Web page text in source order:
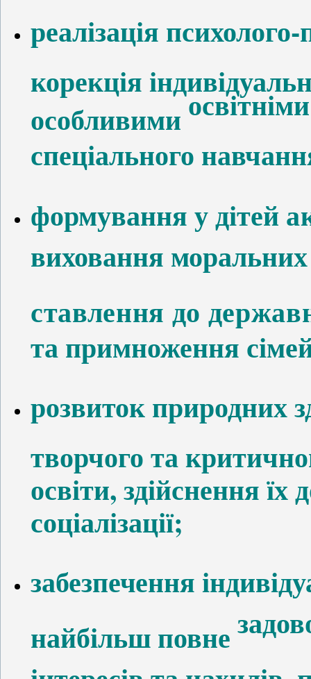
реалізація
корекція
особливими
спеціального
формуванняу дітей
виховання
та примноження
розвиток природних
освіти, здійснення їх
соціалізації;
забезпечення
найбільш повне
інтересів та